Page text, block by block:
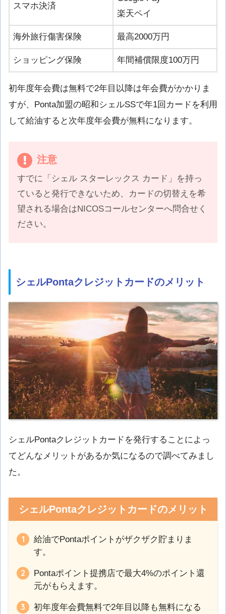
スマホ決済
楽天ペイ
海外旅行傷害保険 最高2000万円
ショッピング保険 年間補償限度100万円
初年度年会費は無料で2年目以降は年会費がかかりま
すが、Ponta加盟の昭和シェルSSで年1回カードを利用
して給油すると次年度年会費が無料になります。
注意
すでに「シェル スターレックス カード」を持っ
ていると発行できないため、カードの切替えを希
望される場合はNICOSコールセンターへ問合せく
ださい。
シェルPontaクレジットカードのメリット
シェルPontaクレジットカードを発行することによっ
てどんなメリットがあるか気になるので調べてみまし
た。
シェルPontaクレジットカードのメリット
給油でPontaポイントがザクザク貯まりま
す。
Pontaポイント提携店で最大4%のポイント還
元がもらえます。
初年度年会費無料で2年目以降も無料になる